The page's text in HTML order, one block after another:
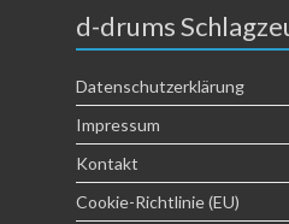
d-drums
Datenschutzerklärung
Impressum
Kontakt
Cookie-Richtlinie (EU)